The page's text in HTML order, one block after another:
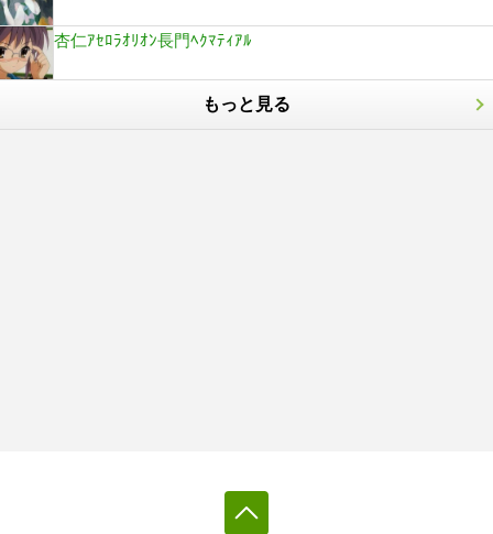
杏仁ｱｾﾛﾗｵﾘｵﾝ長門ﾍｸﾏﾃｨｱﾙ
もっと見る